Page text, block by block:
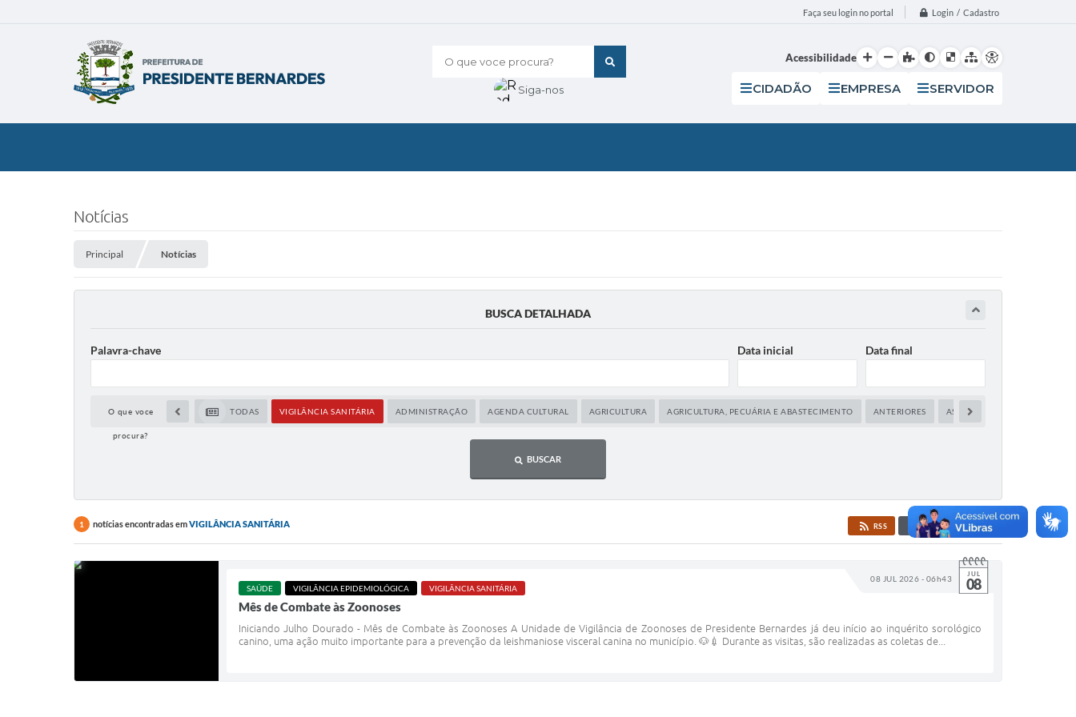
Faça seu login no portal Login / Cadastro
O que voce procura?
Siga-nos
Acessibilidade
CIDADÃO EMPRESA SERVIDOR
Notícias
Principal Notícias
BUSCA DETALHADA
Palavra-chave Data inicial Data final
O que voce
procura?
TODAS VIGILÂNCIA SANITÁRIA ADMINISTRAÇÃO AGENDA CULTURAL AGRICULTURA AGRICULTURA, PECUÁRIA E ABASTECIMENTO ANTERIORES ASSISTÊNCIA SOCIAL
BUSCAR
1 notícias encontradas emVIGILÂNCIA SANITÁRIA RSS RECEBA NOTÍCIAS
08 JUL 2026 - 06h43 JUL
08
SAÚDE VIGILÂNCIA EPIDEMIOLÓGICA VIGILÂNCIA SANITÁRIA
Mês de Combate às Zoonoses
Iniciando Julho Dourado - Mês de Combate às Zoonoses A Unidade de Vigilância de Zoonoses de Presidente Bernardes já deu início ao inquérito sorológico
canino, uma ação muito importante para a prevenção da leishmaniose visceral canina no município. 🐶💉 Durante as visitas, são realizadas as coletas de...